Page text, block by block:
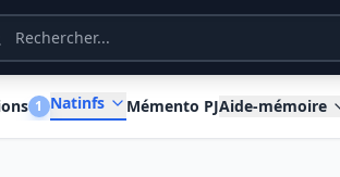
1 Natinfs Mémento PJAide-mémoire